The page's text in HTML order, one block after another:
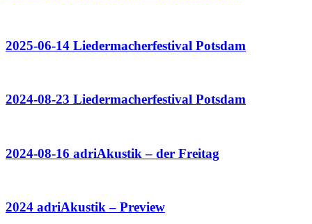
2025-06-14 Liedermacherfestival Potsdam
2024-08-23 Liedermacherfestival Potsdam
2024-08-16 adriAkustik – der Freitag
2024 adriAkustik – Preview